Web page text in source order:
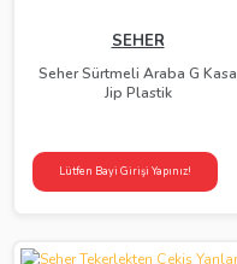
SEHER
Seher Sürtmeli Araba G Kasa
Jip Plastik
Lütfen Bayi Girişi Yapınız!